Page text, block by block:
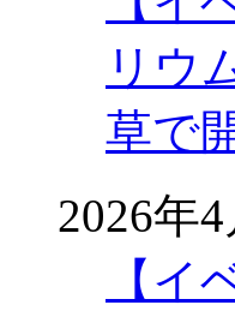
リウ
草で
2026年4
【イ